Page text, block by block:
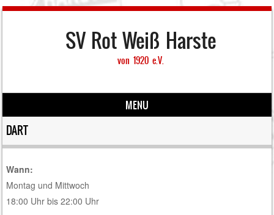
SV Rot Weiß Harste
von 1920 e.V.
MENU
Skip to content
DART
Wann:
Montag und Mittwoch
18:00 Uhr bis 22:00 Uhr